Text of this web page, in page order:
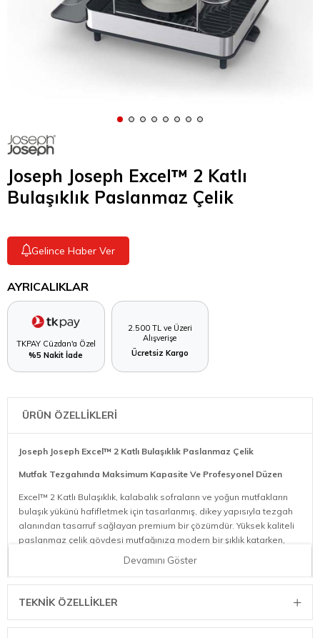
Joseph Joseph Excel™ 2 Katlı
Bulaşıklık Paslanmaz Çelik
Gelince Haber Ver
AYRICALIKLAR
TKPAY Cüzdan'a Özel
%5 Nakit İade
2.500 TL ve Üzeri
Alışverişe
Ücretsiz Kargo
ÜRÜN ÖZELLİKLERİ
Joseph Joseph Excel™ 2 Katlı Bulaşıklık Paslanmaz Çelik
Mutfak Tezgahında Maksimum Kapasite Ve Profesyonel Düzen
Excel™ 2 Katlı Bulaşıklık, kalabalık sofraların ve yoğun mutfakların
bulaşık yükünü hafifletmek için tasarlanmış, dikey yapısıyla tezgah
alanından tasarruf sağlayan premium bir çözümdür. Yüksek kaliteli
paslanmaz çelik gövdesi mutfağınıza modern bir şıklık katarken,
akıllı bölmeleri her türlü mutfak gerecini organize bir şekilde
verimli kullanır:
Devamını Göster
TEKNIK ÖZELLIKLER